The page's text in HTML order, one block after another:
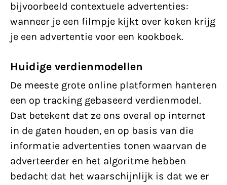
bijvoorbeeld contextuele advertenties:
wanneer je een filmpje kijkt over koken krijg
je een advertentie voor een kookboek.
Huidige verdienmodellen
De meeste grote online platformen hanteren
een op tracking gebaseerd verdienmodel.
Dat betekent dat ze ons overal op internet
in de gaten houden, en op basis van die
informatie advertenties tonen waarvan de
adverteerder en het algoritme hebben
bedacht dat het waarschijnlijk is dat we er